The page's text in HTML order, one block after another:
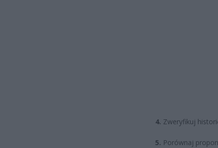
4. Zweryfikuj
5. Porównaj